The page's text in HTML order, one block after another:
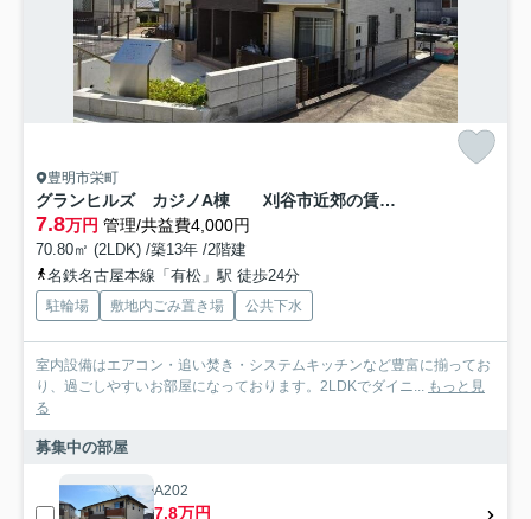
豊明市栄町
グランヒルズ カジノA棟 刈谷市近郊の賃貸はクラスホーム刈谷店
7.8万円 管理/共益費4,000円
70.80㎡ (2LDK) /築13年 /2階建
名鉄名古屋本線「有松」駅 徒歩24分
駐輪場 敷地内ごみ置き場 公共下水
室内設備はエアコン・追い焚き・システムキッチンなど豊富に揃ってお
り、過ごしやすいお部屋になっております。2LDKでダイニ... もっと見
る
募集中の部屋
A202
7.8万円